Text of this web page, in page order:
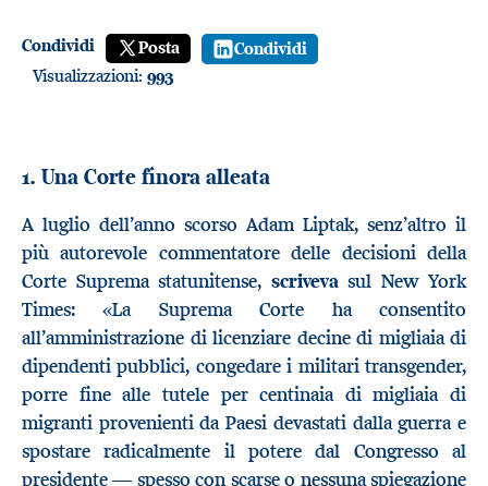
Condividi Posta Condividi
Visualizzazioni: 993
1. Una Corte finora alleata
A luglio dell’anno scorso Adam Liptak, senz’altro il
più autorevole commentatore delle decisioni della
Corte Suprema statunitense, scriveva sul New York
Times: «La Suprema Corte ha consentito
all’amministrazione di licenziare decine di migliaia di
dipendenti pubblici, congedare i militari transgender,
porre fine alle tutele per centinaia di migliaia di
migranti provenienti da Paesi devastati dalla guerra e
spostare radicalmente il potere dal Congresso al
presidente — spesso con scarse o nessuna spiegazione